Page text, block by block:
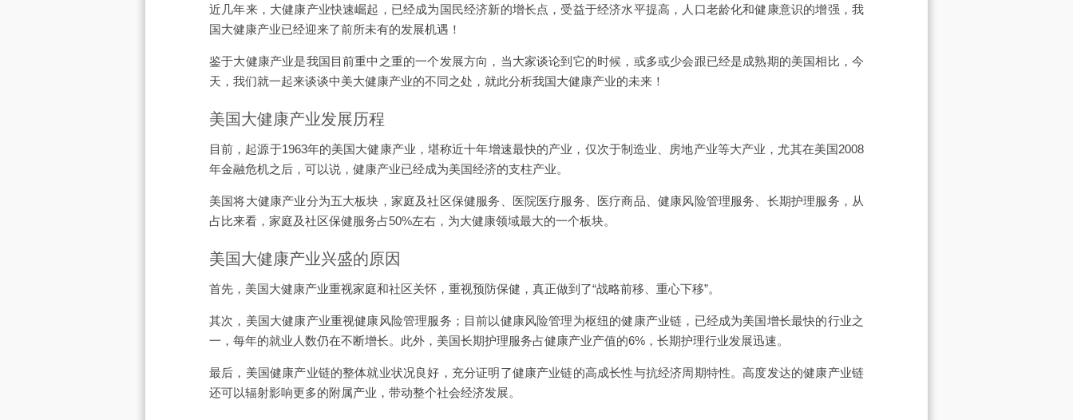
近几年来，大健康产业快速崛起，已经成为国民经济新的增长点，受益于经济水平提高，人口老龄化和健康意识的增强，我
国大健康产业已经迎来了前所未有的发展机遇！
鉴于大健康产业是我国目前重中之重的一个发展方向，当大家谈论到它的时候，或多或少会跟已经是成熟期的美国相比，今
天，我们就一起来谈谈中美大健康产业的不同之处，就此分析我国大健康产业的未来！
美国大健康产业发展历程
目前，起源于1963年的美国大健康产业，堪称近十年增速最快的产业，仅次于制造业、房地产业等大产业，尤其在美国2008
年金融危机之后，可以说，健康产业已经成为美国经济的支柱产业。
美国将大健康产业分为五大板块，家庭及社区保健服务、医院医疗服务、医疗商品、健康风险管理服务、长期护理服务，从
占比来看，家庭及社区保健服务占50%左右，为大健康领域最大的一个板块。
美国大健康产业兴盛的原因
首先，美国大健康产业重视家庭和社区关怀，重视预防保健，真正做到了“战略前移、重心下移”。
其次，美国大健康产业重视健康风险管理服务；目前以健康风险管理为枢纽的健康产业链，已经成为美国增长最快的行业之
一，每年的就业人数仍在不断增长。此外，美国长期护理服务占健康产业产值的6%，长期护理行业发展迅速。
最后，美国健康产业链的整体就业状况良好，充分证明了健康产业链的高成长性与抗经济周期特性。高度发达的健康产业链
还可以辐射影响更多的附属产业，带动整个社会经济发展。